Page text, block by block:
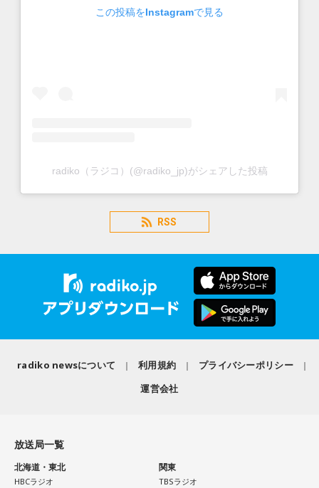
この投稿をInstagramで見る
radiko（ラジコ）(@radiko_jp)がシェアした投稿
RSS
radiko newsについて 利用規約
プライバシーポリシー
運営会社
放送局一覧
北海道・東北
HBCラジオ
関東
TBSラジオ